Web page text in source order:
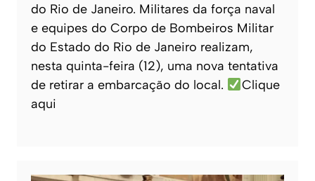
do Rio de Janeiro. Militares da força naval
e equipes do Corpo de Bombeiros Militar
do Estado do Rio de Janeiro realizam,
nesta quinta-feira (12), uma nova tentativa
de retirar a embarcação do local.
Clique
aqui